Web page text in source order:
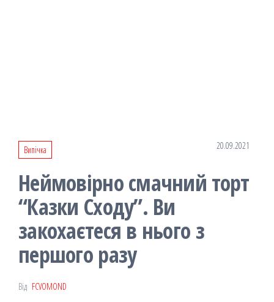
Випічка 20.09.2021
Неймовірно смачний торт
“Казки Сходу”. Ви
закохаєтеся в нього з
першого разу
Від FCVOMOND